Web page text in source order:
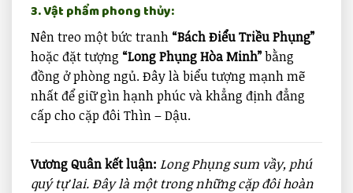
3. Vật phẩm phong thủy:
Nên treo một bức tranh “Bách Điểu Triều Phụng”
hoặc đặt tượng “Long Phụng Hòa Minh”bằng
đồng ở phòng ngủ. Đây là biểu tượng mạnh mẽ
nhất để giữ gìn hạnh phúc và khẳng định đẳng
cấp cho cặp đôi Thìn – Dậu.
Vương Quân kết luận: Long Phụng sum vầy, phú
quý tự lai. Đây là một trong những cặp đôi hoàn